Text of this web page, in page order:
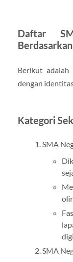
Daftar
Berikut adalah
dengan
Kategori
SMA
SMA